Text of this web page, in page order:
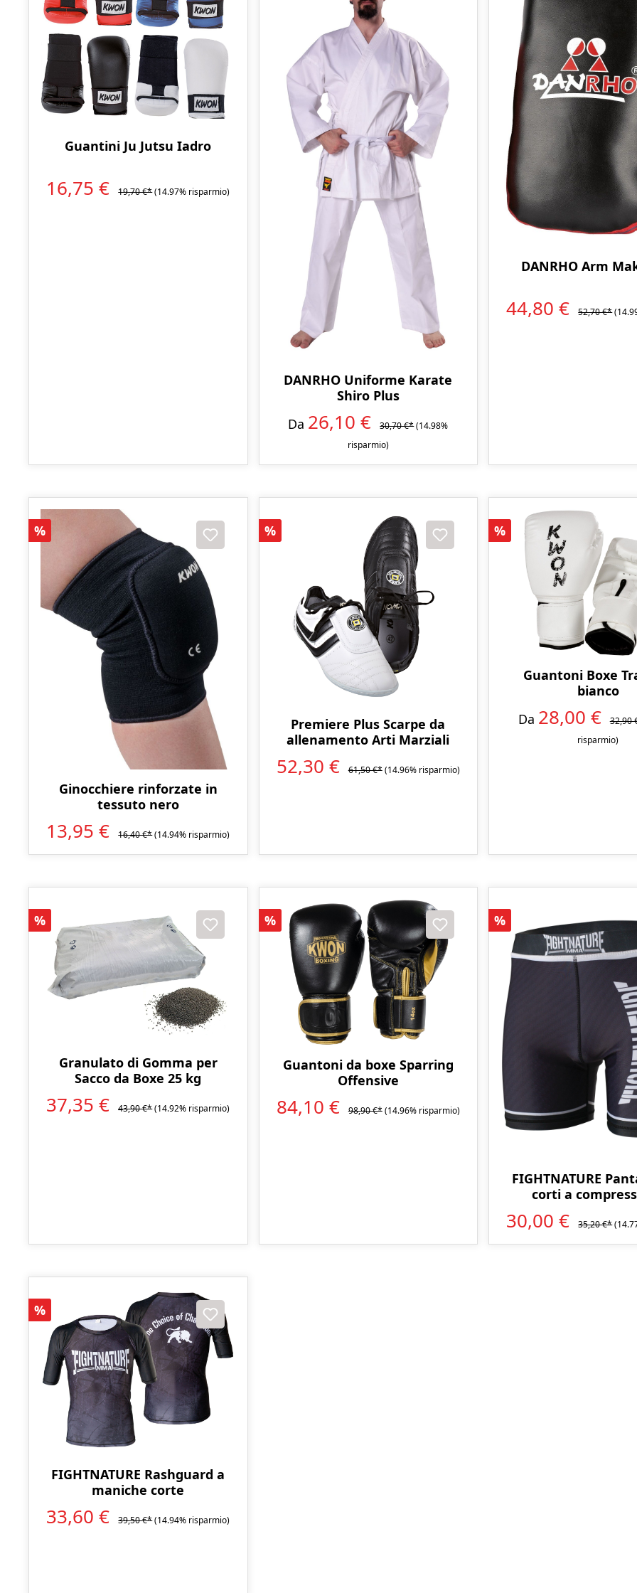
Guantini Ju Jutsu Iadro
16,75 € 19,70 €*(14.97% risparmio)
DANRHO Uniforme Karate
Shiro Plus
Da 26,10 € 30,70 €*(14.98%
risparmio)
DANRHO Arm
44,80 € 52,70 €*
Sconto
%
Ginocchiere rinforzate in
tessuto nero
13,95 € 16,40 €*(14.94% risparmio)
Sconto
%
Premiere Plus Scarpe da
allenamento Arti Marziali
52,30 € 61,50 €*(14.96% risparmio)
Sconto
%
Guantoni Boxe
bianco
Da 28,00 € 32,90
risparmio)
Sconto
%
Granulato di Gomma per
Sacco da Boxe 25 kg
37,35 € 43,90 €*(14.92% risparmio)
Sconto
%
Guantoni da boxe Sparring
Offensive
84,10 € 98,90 €*(14.96% risparmio)
Sconto
%
FIGHTNATURE
corti a
30,00 € 35,20 €*
Sconto
%
FIGHTNATURE Rashguard a
maniche corte
33,60 € 39,50 €*(14.94% risparmio)